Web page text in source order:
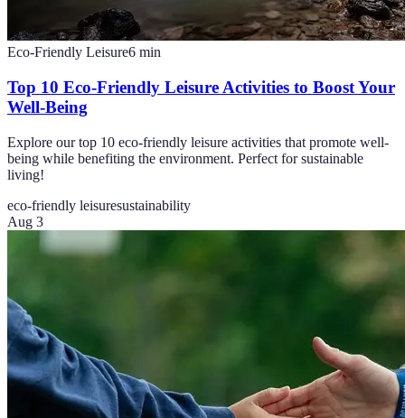
Eco-Friendly Leisure6 min
Top 10 Eco-Friendly Leisure Activities to Boost Your
Well-Being
Explore our top 10 eco-friendly leisure activities that promote well-
being while benefiting the environment. Perfect for sustainable
living!
eco-friendly leisuresustainability
Aug 3